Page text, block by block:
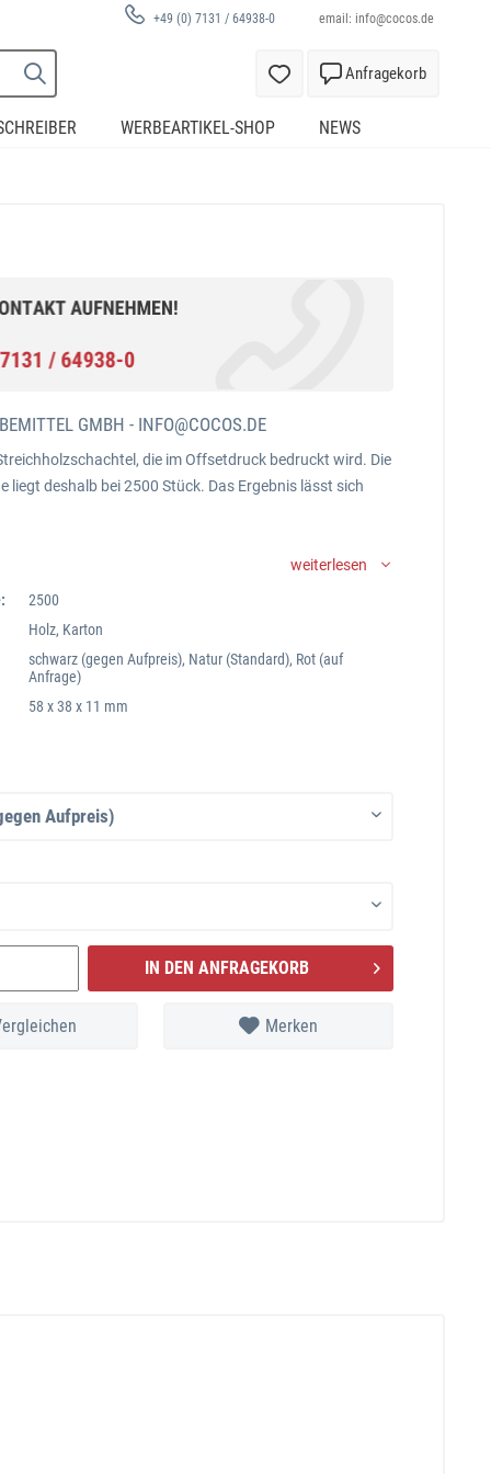
email: info@cocos.de
+49 (0) 7131 / 64938-0
Anfragekorb
WERBEARTIKEL-SHOP NEWS
GMBH - INFO@COCOS.DE
die im Offsetdruck bedruckt wird. Die
liegt deshalb bei 2500 Stück. Das Ergebnis lässt sich
weiterlesen
2500
Holz, Karton
schwarz (gegen Aufpreis), Natur (Standard), Rot (auf
Anfrage)
58 x 38 x 11 mm
IN DEN ANFRAGEKORB
Merken